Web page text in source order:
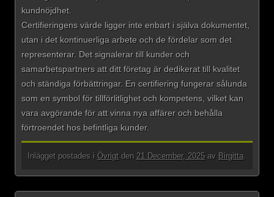
kundnöjdhet.
Certifieringens värde ligger inte enbart i själva dokumentet,
utan i det kontinuerliga arbete och de fördelar som det
representerar. Det signalerar till kunder och
samarbetspartners att ditt företag är dedikerat till kvalitet
och ständiga förbättringar. En certifiering fungerar sålunda
som en symbol för tillförlitlighet och kompetens, vilket kan
vara avgörande för att vinna nya affärer och behålla
förtroendet hos befintliga kunder.
Inlägget postades i Övrigt den 21 December, 2025 av Birgitta.